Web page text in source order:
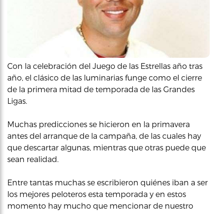
Con la celebración del Juego de las Estrellas año tras
año, el clásico de las luminarias funge como el cierre
de la primera mitad de temporada de las Grandes
Ligas.
Muchas predicciones se hicieron en la primavera
antes del arranque de la campaña, de las cuales hay
que descartar algunas, mientras que otras puede que
sean realidad.
Entre tantas muchas se escribieron quiénes iban a ser
los mejores peloteros esta temporada y en estos
momento hay mucho que mencionar de nuestro